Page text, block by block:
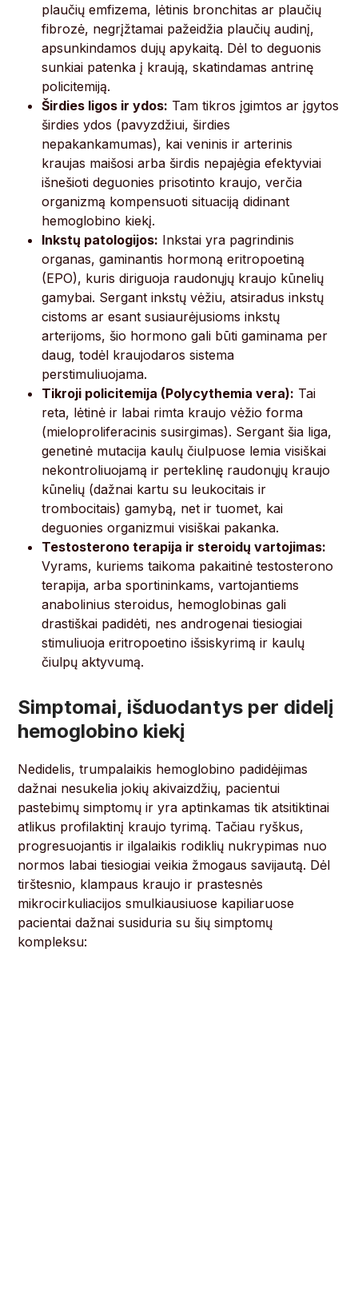
plaučių emfizema, lėtinis bronchitas ar plaučių
fibrozė, negrįžtamai pažeidžia plaučių audinį,
apsunkindamos dujų apykaitą. Dėl to deguonis
sunkiai patenka į kraują, skatindamas antrinę
policitemiją.
Širdies ligos ir ydos: Tam tikros įgimtos ar įgytos
širdies ydos (pavyzdžiui, širdies
nepakankamumas), kai veninis ir arterinis
kraujas maišosi arba širdis nepajėgia efektyviai
išnešioti deguonies prisotinto kraujo, verčia
organizmą kompensuoti situaciją didinant
hemoglobino kiekį.
Inkstų patologijos: Inkstai yra pagrindinis
organas, gaminantis hormoną eritropoetiną
(EPO), kuris diriguoja raudonųjų kraujo kūnelių
gamybai. Sergant inkstų vėžiu, atsiradus inkstų
cistoms ar esant susiaurėjusioms inkstų
arterijoms, šio hormono gali būti gaminama per
daug, todėl kraujodaros sistema
perstimuliuojama.
Tikroji policitemija (Polycythemia vera): Tai
reta, lėtinė ir labai rimta kraujo vėžio forma
(mieloproliferacinis susirgimas). Sergant šia liga,
genetinė mutacija kaulų čiulpuose lemia visiškai
nekontroliuojamą ir perteklinę raudonųjų kraujo
kūnelių (dažnai kartu su leukocitais ir
trombocitais) gamybą, net ir tuomet, kai
deguonies organizmui visiškai pakanka.
Testosterono terapija ir steroidų vartojimas:
Vyrams, kuriems taikoma pakaitinė testosterono
terapija, arba sportininkams, vartojantiems
anabolinius steroidus, hemoglobinas gali
drastiškai padidėti, nes androgenai tiesiogiai
stimuliuoja eritropoetino išsiskyrimą ir kaulų
čiulpų aktyvumą.
Simptomai, išduodantys per didelį
hemoglobino kiekį
Nedidelis, trumpalaikis hemoglobino padidėjimas
dažnai nesukelia jokių akivaizdžių, pacientui
pastebimų simptomų ir yra aptinkamas tik atsitiktinai
atlikus profilaktinį kraujo tyrimą. Tačiau ryškus,
progresuojantis ir ilgalaikis rodiklių nukrypimas nuo
normos labai tiesiogiai veikia žmogaus savijautą. Dėl
tirštesnio, klampaus kraujo ir prastesnės
mikrocirkuliacijos smulkiausiuose kapiliaruose
pacientai dažnai susiduria su šių simptomų
kompleksu: